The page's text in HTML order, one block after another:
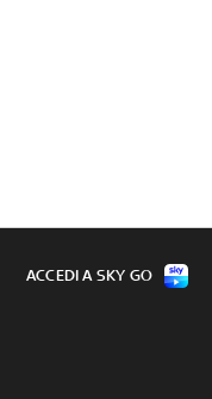
ACCEDI A SKY GO